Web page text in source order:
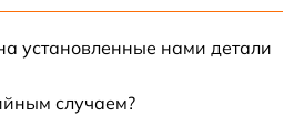
установленные нами детали
случаем?